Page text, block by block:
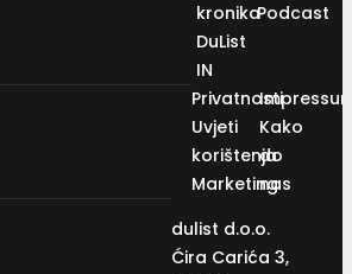
kronika
DuList
IN
Podcast
Privatnosti
Uvjeti
korištenja
Marketing
Kako
do
nas
dulist d.o.o.
Ćira Carića 3,